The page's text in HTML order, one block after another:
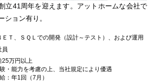
立41周年を迎えます。アットホームな会社で
ション有り。
ＥＴ、ＳＱＬでの開発（設計～テスト）、および運用
員
25万円以上
・能力を考慮の上、当社規定により優遇
：年1回（7月）